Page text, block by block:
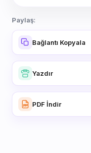
Paylaş:
Bağlantı Kopyala
Yazdır
PDF İndir